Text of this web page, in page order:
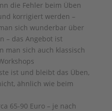
die Fehler beim Üben
korrigiert werden –
sich wunderbar über
– das Angebot ist
man sich auch klassisch
ist und bleibt das Üben,
ähnlich wie beim
65-90 Euro – je nach